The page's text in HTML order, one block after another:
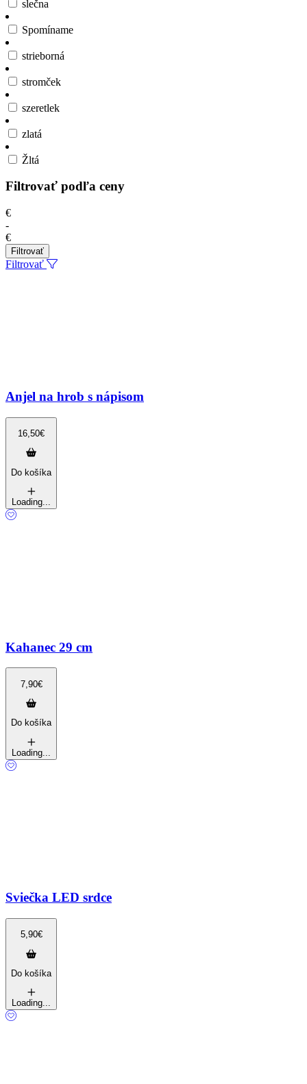
slečna
Spomíname
strieborná
stromček
szeretlek
zlatá
Žltá
Filtrovať podľa ceny
€
-
€
Filtrovať
Filtrovať
Anjel na hrob s nápisom
16,50€
Do košíka
Loading...
Kahanec 29 cm
7,90€
Do košíka
Loading...
Sviečka LED srdce
5,90€
Do košíka
Loading...